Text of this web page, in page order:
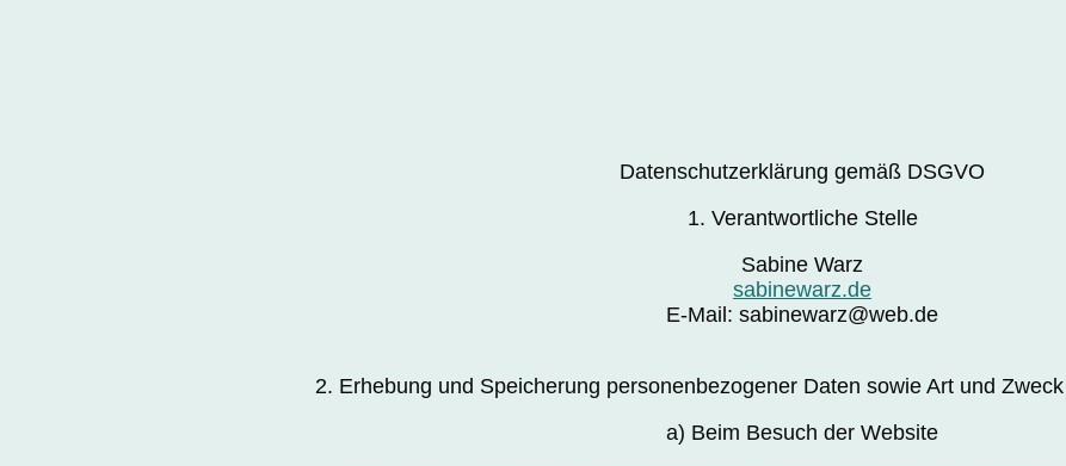
Datenschutzerklärung gemäß DSGVO
1. Verantwortliche Stelle
Sabine Warz
sabinewarz.de
E-Mail: sabinewarz@web.de
2. Erhebung und Speicherung personenbezogener Daten sowie Art und
a) Beim Besuch der Website